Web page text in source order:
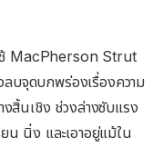
ช้ MacPherson Strut
ลบจุดบกพร่องเรื่องความ
สิ้นเชิง ช่วงล่างซับแรง
น นิ่ง และเอาอยู่แม้ใน